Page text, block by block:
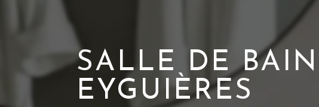
SALLE DE
EYGUIÈRES